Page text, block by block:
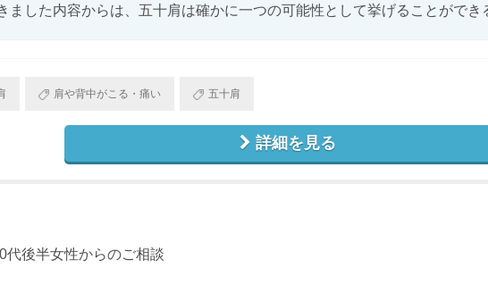
ました内容からは、五十肩は確かに一つの可能性として挙げることができ
肩や背中がこる・痛い 五十肩
詳細を見る
代後半女性からのご相談